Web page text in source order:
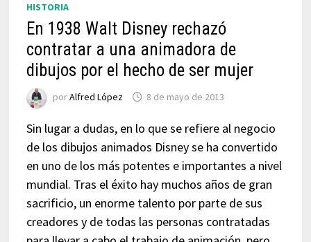
HISTORIA
En 1938 Walt Disney rechazó
contratar a una animadora de
dibujos por el hecho de ser mujer
porAlfred López 8 de mayo de 2013
Sin lugar a dudas, en lo que se refiere al negocio
de los dibujos animados Disney se ha convertido
en uno de los más potentes e importantes a nivel
mundial. Tras el éxito hay muchos años de gran
sacrificio, un enorme talento por parte de sus
creadores y de todas las personas contratadas